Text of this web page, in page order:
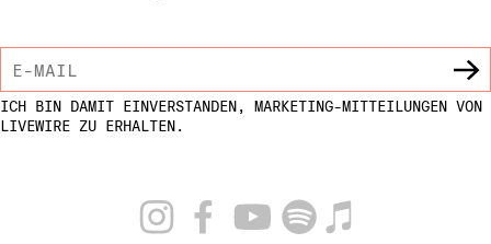
ICH BIN DAMIT EINVERSTANDEN, MARKETING-MITTEILUNGEN VON
LIVEWIRE ZU ERHALTEN.